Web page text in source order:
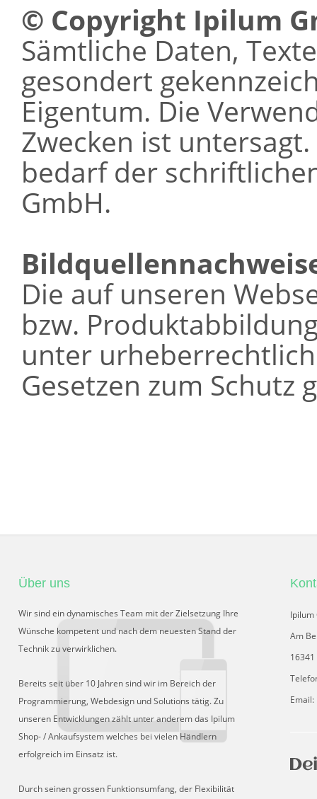
© Copyright Ipilum
Sämtliche Daten,
gesondert
Eigentum. Die
Zwecken ist
bedarf der
GmbH.
Die auf unseren
bzw.
unter
Gesetzen zum Schutz
Über uns
Wir sind ein dynamisches Team mit der Zielsetzung Ihre
Wünsche kompetent und nach dem neuesten Stand der
Technik zu verwirklichen.
Bereits seit über 10 Jahren sind wir im Bereich der
Programmierung, Webdesign und Solutions tätig. Zu
unseren Entwicklungen zählt unter anderem das Ipilum
Shop- / Ankaufsystem welches bei vielen Händlern
erfolgreich im Einsatz ist.
Durch seinen grossen Funktionsumfang, der Flexibilität
Ipilum
Am